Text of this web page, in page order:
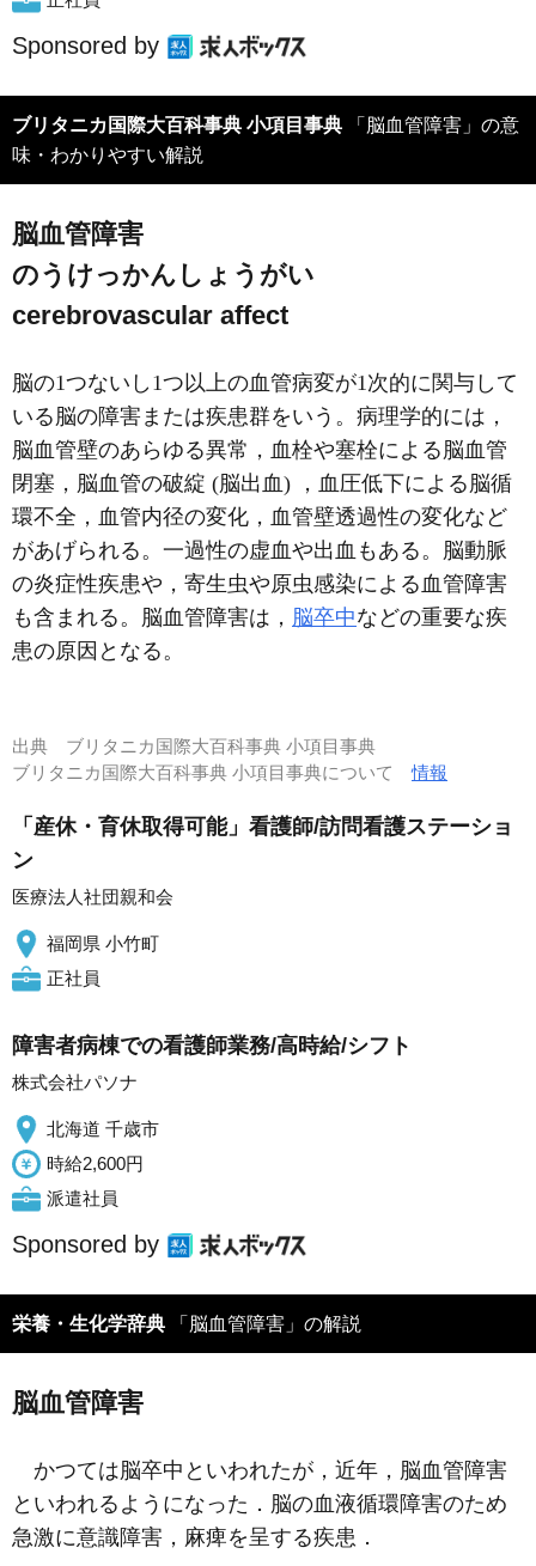
Sponsored by
ブリタニカ国際大百科事典 小項目事典
味・わかりやすい解説
脳血管障害
のうけっかんしょうがい
cerebrovascular affect
脳の1つないし1つ以上の血管病変が1次的に関与して
いる脳の障害または疾患群をいう。病理学的には，
脳血管壁のあらゆる異常，血栓や塞栓による脳血管
閉塞，脳血管の破綻 (脳出血) ，血圧低下による脳循
環不全，血管内径の変化，血管壁透過性の変化など
があげられる。一過性の虚血や出血もある。脳動脈
の炎症性疾患や，寄生虫や原虫感染による血管障害
も含まれる。脳血管障害は， 脳卒中などの重要な疾
患の原因となる。
出典 ブリタニカ国際大百科事典 小項目事典
ブリタニカ国際大百科事典 小項目事典について情報
「産休・育休取得可能」看護師/訪問看護ステーショ
ン
医療法人社団親和会
福岡県 小竹町
正社員
障害者病棟での看護師業務/高時給/シフト
株式会社パソナ
北海道 千歳市
時給2,600円
派遣社員
Sponsored by
栄養・生化学辞典 「脳血管障害」の解説
脳血管障害
かつては脳卒中といわれたが，近年，脳血管障害
といわれるようになった．脳の血液循環障害のため
急激に意識障害，麻痺を呈する疾患．